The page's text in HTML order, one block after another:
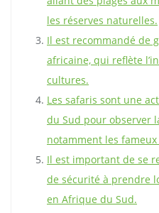
les réserves naturelles.
Il est recommandé de
africaine, qui reflète
cultures.
Les safaris sont une
du Sud pour observer
notamment les fameux
Il est important de se
de sécurité à prendre
en Afrique du Sud.